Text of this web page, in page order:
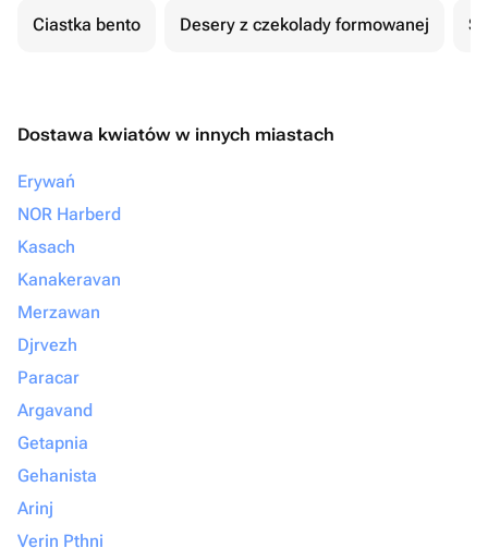
Ciastka bento Desery z czekolady formowanej
Dostawa kwiatów w innych miastach
Erywań
NOR Harberd
Kasach
Kanakeravan
Merzawan
Djrvezh
Paracar
Argavand
Getapnia
Gehanista
Arinj
Verin Pthni